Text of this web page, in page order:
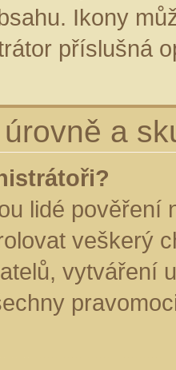
Ikony
příslušná
a
lidé pověření
veškerý
vytváření